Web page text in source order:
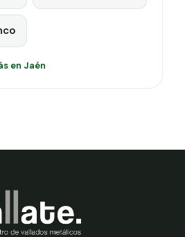
en Jaén